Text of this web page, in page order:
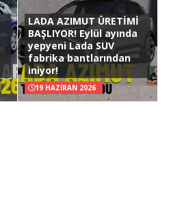
LADA AZIMUT ÜRETİMİ
BAŞLIYOR! Eylül ayında
yepyeni Lada SUV
fabrika bantlarından
iniyor!
19 HAZIRAN 2026